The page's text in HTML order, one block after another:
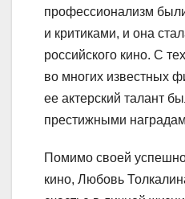
профессионализм
и критиками, и она
российского кино. С
во многих известных
ее актерский талант
престижными
Помимо своей
кино, Любовь